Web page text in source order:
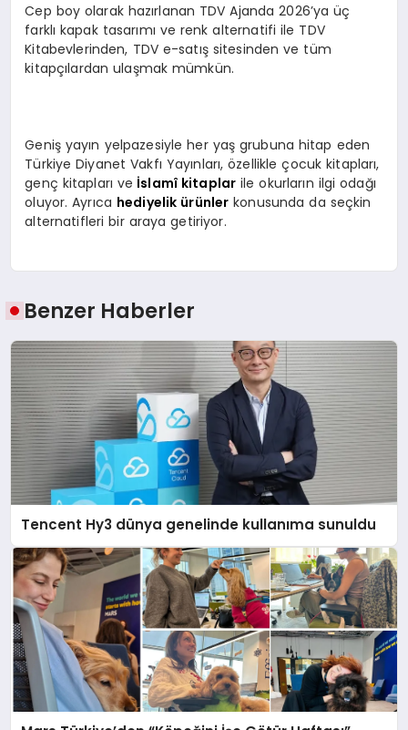
Cep boy olarak hazırlanan TDV Ajanda 2026’ya üç
farklı kapak tasarımı ve renk alternatifi ile TDV
Kitabevlerinden, TDV e-satış sitesinden ve tüm
kitapçılardan ulaşmak mümkün.
Geniş yayın yelpazesiyle her yaş grubuna hitap eden
Türkiye Diyanet Vakfı Yayınları, özellikle çocuk kitapları,
genç kitapları ve İslamî kitaplar ile okurların ilgi odağı
oluyor. Ayrıca hediyelik ürünler konusunda da seçkin
alternatifleri bir araya getiriyor.
Benzer Haberler
Tencent Hy3 dünya genelinde kullanıma sunuldu